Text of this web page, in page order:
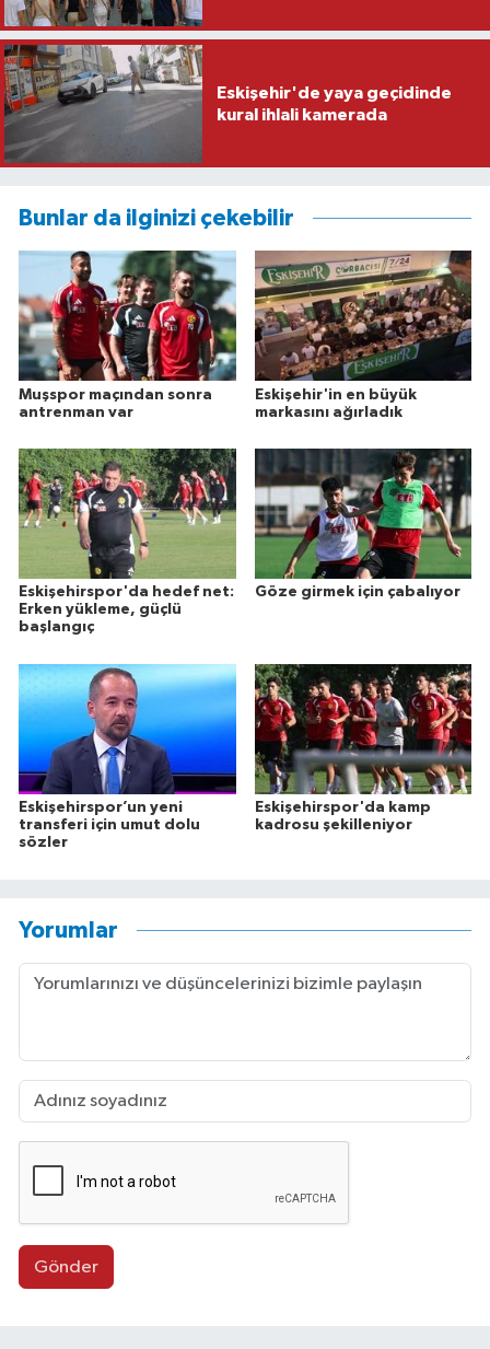
Eskişehir'de yaya geçidinde
kural ihlali kamerada
Bunlar da ilginizi çekebilir
Muşspor maçından sonra
antrenman var
Eskişehir'in en büyük
markasını ağırladık
Eskişehirspor'da hedef net:
Erken yükleme, güçlü
başlangıç
Göze girmek için çabalıyor
Eskişehirspor’un yeni
transferi için umut dolu
sözler
Eskişehirspor'da kamp
kadrosu şekilleniyor
Yorumlar
Gönder